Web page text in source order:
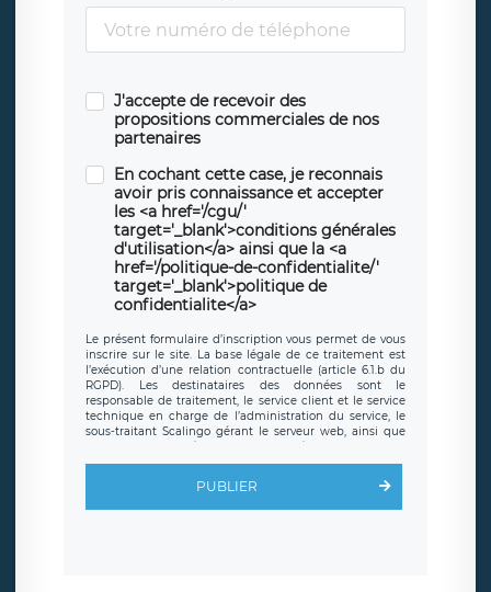
J'accepte de recevoir des
propositions commerciales de nos
partenaires
En cochant cette case, je reconnais
avoir pris connaissance et accepter
les <a href='/cgu/'
target='_blank'>conditions générales
d'utilisation</a> ainsi que la <a
href='/politique-de-confidentialite/'
target='_blank'>politique de
confidentialite</a>
Le présent formulaire d’inscription vous permet de vous
inscrire sur le site. La base légale de ce traitement est
l’exécution d’une relation contractuelle (article 6.1.b du
RGPD). Les destinataires des données sont le
responsable de traitement, le service client et le service
technique en charge de l’administration du service, le
sous-traitant Scalingo gérant le serveur web, ainsi que
d’inscription est hébergé sur un serveur hébergé par
clauses de
protection conformes au RGPD
. Les données collectées
sont conservées jusqu’à ce que l’Internaute en sollicite la
PUBLIER